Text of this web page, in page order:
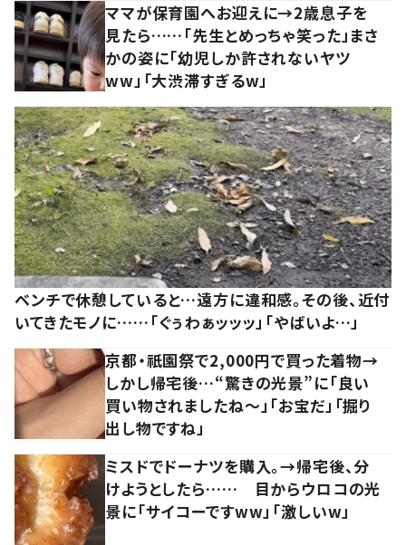
ママが保育園へお迎えに→2歳息子を
見たら……「先生とめっちゃ笑った」まさ
かの姿に「幼児しか許されないヤツ
ww」「大渋滞すぎるw」
ベンチで休憩していると…遠方に違和感。その後、近付
いてきたモノに……「ぐぅわぁッッッ」「やばいよ…」
京都・祇園祭で2,000円で買った着物→
しかし帰宅後…“驚きの光景”に「良い
買い物されましたね～」「お宝だ」「掘り
出し物ですね」
ミスドでドーナツを購入。→帰宅後、分
けようとしたら…… 目からウロコの光
景に「サイコーですww」「激しいw」